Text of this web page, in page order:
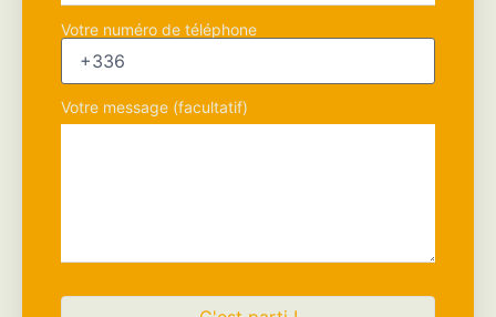
Votre numéro de téléphone
Votre message (facultatif)